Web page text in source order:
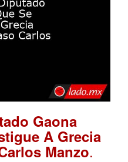
Gaona
A Grecia
Manzo.